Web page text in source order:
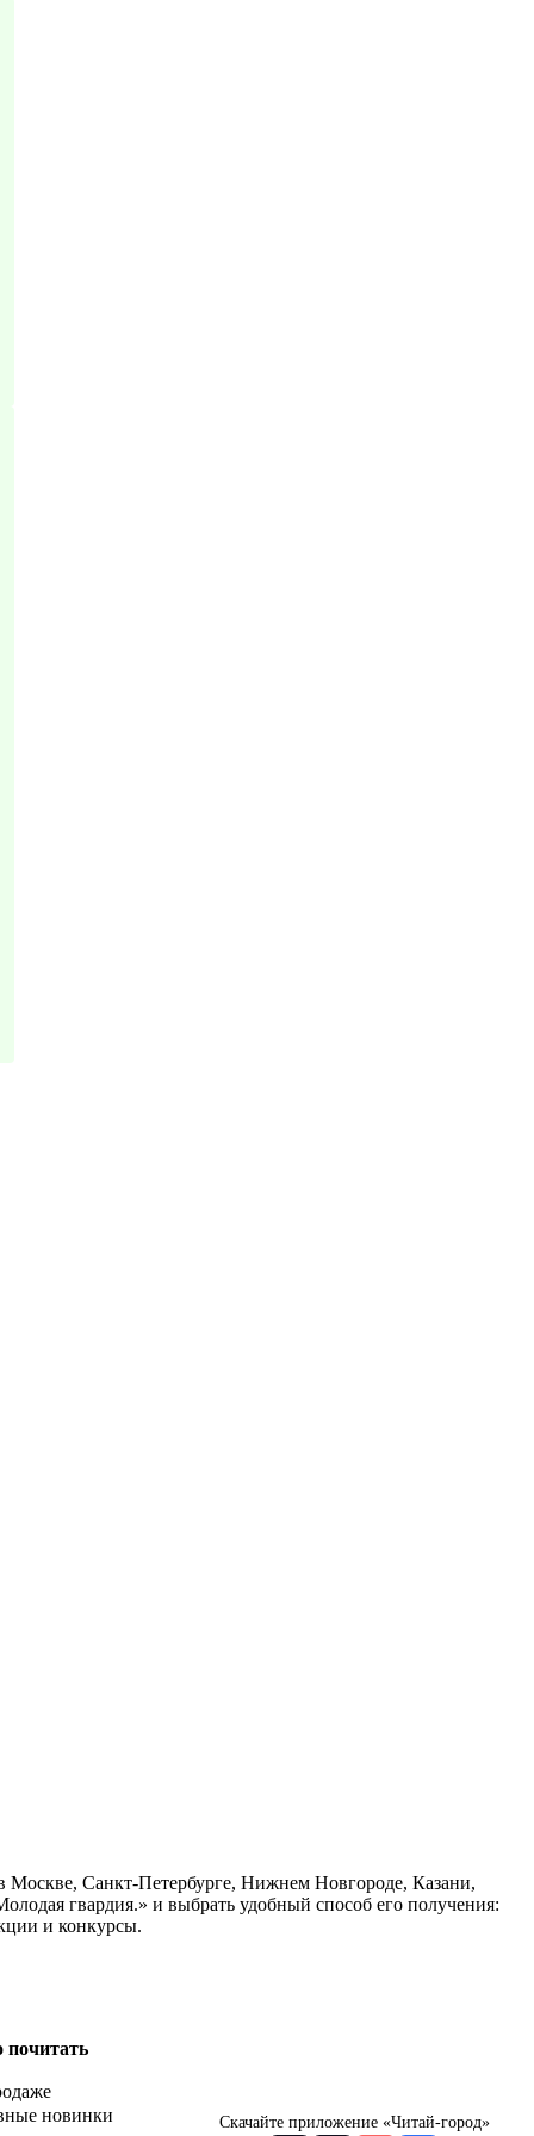
Москве, Санкт-Петербурге, Нижнем Новгороде, Казани,
гвардия.» и выбрать удобный способ его получения:
и конкурсы.
почитать
новинки
Скачайте приложение «Читай-город»